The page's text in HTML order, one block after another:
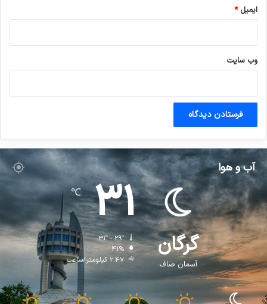
ایمیل*
وب‌ سایت
آب و هوا
گرگان
آسمان صاف
31
℃
31º - 29º
41%
2.47 کیلومتر/ساعت